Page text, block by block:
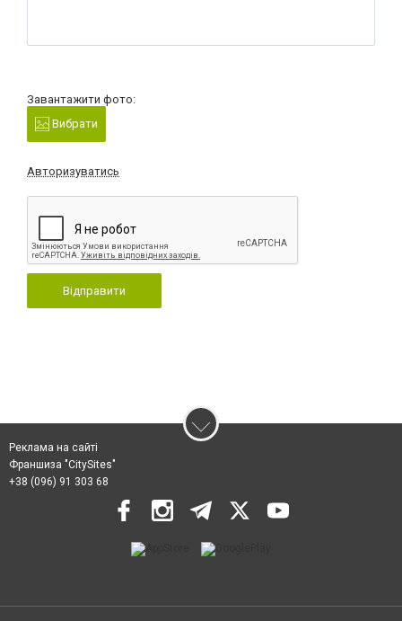
Завантажити фото:
Вибрати
Авторизуватись
Відправити
Реклама на сайті
Франшиза "CitySites"
+38 (096) 91 303 68